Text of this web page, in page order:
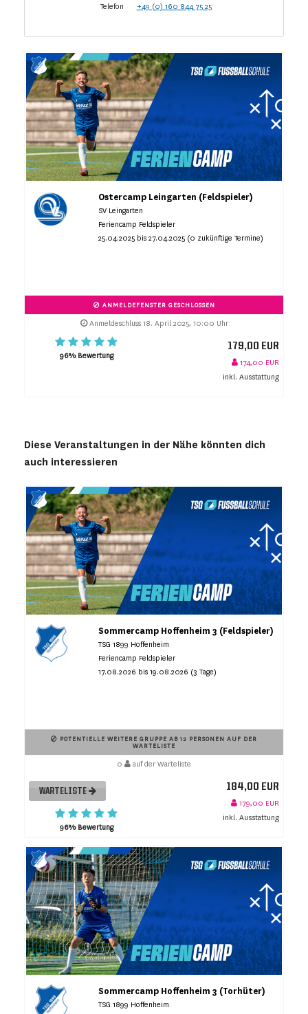
Telefon
+49 (0) 160 844 75 25
Ostercamp Leingarten (Feldspieler)
SV Leingarten
Feriencamp Feldspieler
25.04.2025 bis 27.04.2025 (0 zukünftige Termine)
ANMELDEFENSTER GESCHLOSSEN
Anmeldeschluss 18. April 2025, 10:00 Uhr
96% Bewertung
179,00 EUR
174,00 EUR
inkl. Ausstattung
Diese Veranstaltungen in der Nähe könnten dich
auch interessieren
Sommercamp Hoffenheim 3 (Feldspieler)
TSG 1899 Hoffenheim
Feriencamp Feldspieler
17.08.2026 bis 19.08.2026 (3 Tage)
POTENTIELLE WEITERE GRUPPE AB 12 PERSONEN AUF DER
WARTELISTE
0 auf der Warteliste
WARTELISTE
96% Bewertung
184,00 EUR
179,00 EUR
inkl. Ausstattung
Sommercamp Hoffenheim 3 (Torhüter)
TSG 1899 Hoffenheim